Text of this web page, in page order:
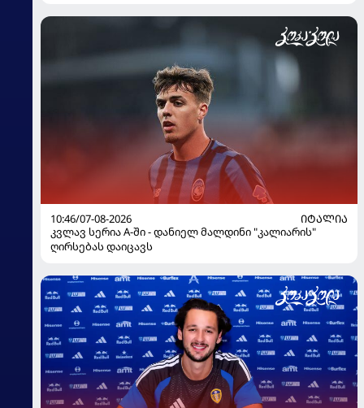
10:46/07-08-2026
ᲘᲢᲐᲚᲘᲐ
კვლავ სერია A-ში - დანიელ მალდინი "კალიარის"
ღირსებას დაიცავს